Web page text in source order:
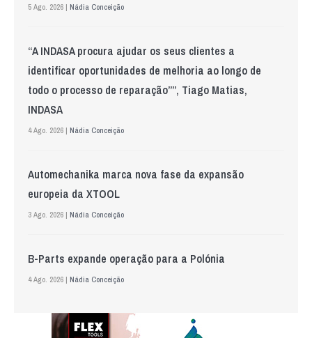
5 Ago. 2026 | Nádia Conceição
“A INDASA procura ajudar os seus clientes a
identificar oportunidades de melhoria ao longo de
todo o processo de reparação””, Tiago Matias,
INDASA
4 Ago. 2026 | Nádia Conceição
Automechanika marca nova fase da expansão
europeia da XTOOL
3 Ago. 2026 | Nádia Conceição
B-Parts expande operação para a Polónia
4 Ago. 2026 | Nádia Conceição